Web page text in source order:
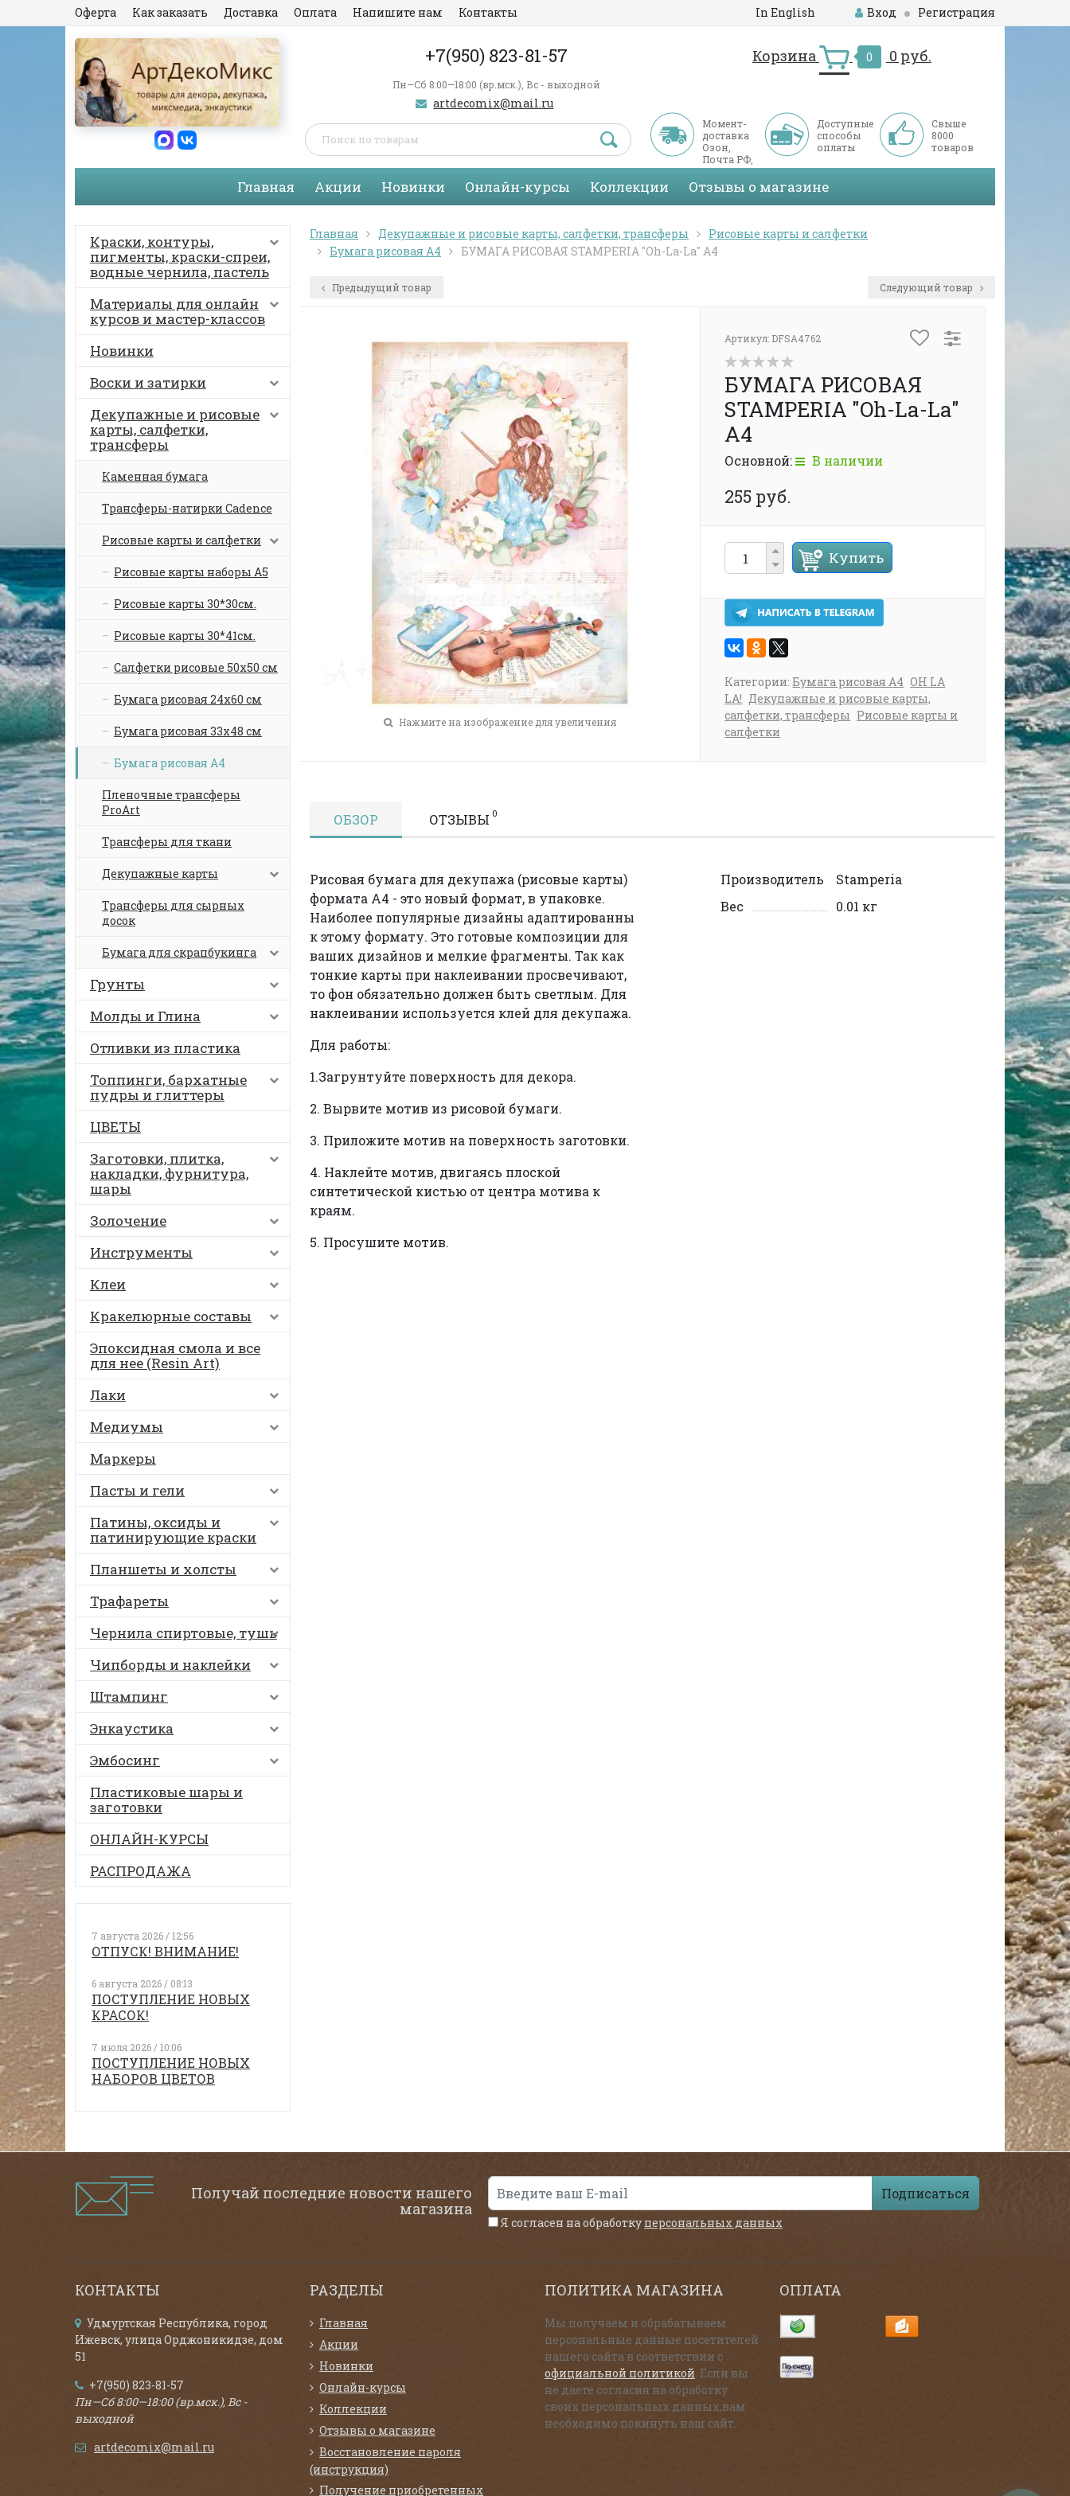
Оферта Как заказать Доставка Оплата Напишите нам Контакты In English Вход Регистрация
+7(950) 823-81-57
Пн—Сб 8:00—18:00 (вр.мск.), Вс - выходной
artdecomix@mail.ru
Корзина 0 0 руб.
Момент-
доставка
Озон,
Почта РФ,
СДЭК
Доступные
способы
оплаты
Свыше
8000
товаров
Главная Акции Новинки Онлайн-курсы Коллекции Отзывы о магазине
Краски, контуры,
пигменты, краски-спреи,
водные чернила, пастель
Материалы для онлайн
курсов и мастер-классов
Новинки
Воски и затирки
Декупажные и рисовые
карты, салфетки,
трансферы
Каменная бумага
Трансферы-натирки Cadence
Рисовые карты и салфетки
Рисовые карты наборы А5
Рисовые карты 30*30см.
Рисовые карты 30*41см.
Салфетки рисовые 50х50 см
Бумага рисовая 24х60 см
Бумага рисовая 33х48 см
Бумага рисовая А4
Пленочные трансферы
ProArt
Трансферы для ткани
Декупажные карты
Трансферы для сырных
досок
Бумага для скрапбукинга
Грунты
Молды и Глина
Отливки из пластика
Топпинги, бархатные
пудры и глиттеры
ЦВЕТЫ
Заготовки, плитка,
накладки, фурнитура,
шары
Золочение
Инструменты
Клеи
Кракелюрные составы
Эпоксидная смола и все
для нее (Resin Art)
Лаки
Медиумы
Маркеры
Пасты и гели
Патины, оксиды и
патинирующие краски
Планшеты и холсты
Трафареты
Чернила спиртовые, тушь
Чипборды и наклейки
Штампинг
Энкаустика
Эмбосинг
Пластиковые шары и
заготовки
ОНЛАЙН-КУРСЫ
РАСПРОДАЖА
7 августа 2026 / 12:56
ОТПУСК! ВНИМАНИЕ!
6 августа 2026 / 08:13
ПОСТУПЛЕНИЕ НОВЫХ
КРАСОК!
7 июля 2026 / 10:06
ПОСТУПЛЕНИЕ НОВЫХ
НАБОРОВ ЦВЕТОВ
Главная Декупажные и рисовые карты, салфетки, трансферы
Рисовые карты и салфетки
Бумага рисовая А4
БУМАГА РИСОВАЯ STAMPERIA "Oh-La-La" А4
Предыдущий товар Следующий товар
Нажмите на изображение для увеличения
Артикул: DFSA4762
БУМАГА РИСОВАЯ
STAMPERIA "Oh-La-La"
А4
Основной: В наличии
255 руб.
Купить
Категории:Бумага рисовая А4 OH LA
LA! Декупажные и рисовые карты,
салфетки, трансферы Рисовые карты и
салфетки
ОБЗОР ОТЗЫВЫ 0
Рисовая бумага для декупажа (рисовые карты)
формата А4 - это новый формат, в упаковке.
Наиболее популярные дизайны адаптированны
к этому формату. Это готовые композиции для
ваших дизайнов и мелкие фрагменты. Так как
тонкие карты при наклеивании просвечивают,
то фон обязательно должен быть светлым. Для
наклеивании используется клей для декупажа.
Для работы:
1.Загрунтуйте поверхность для декора.
2. Вырвите мотив из рисовой бумаги.
3. Приложите мотив на поверхность заготовки.
4. Наклейте мотив, двигаясь плоской
синтетической кистью от центра мотива к
краям.
5. Просушите мотив.
Производитель
Stamperia
Вес
0.01 кг
Получай последние новости нашего
магазина
Подписаться
Я согласен на обработку персональных данных
КОНТАКТЫ
Удмуртская Республика, город
Ижевск, улица Орджоникидзе, дом
51
+7(950) 823-81-57
Пн—Сб 8:00—18:00 (вр.мск.), Вс -
выходной
artdecomix@mail.ru
РАЗДЕЛЫ
Главная
Акции
Новинки
Онлайн-курсы
Коллекции
Отзывы о магазине
Восстановление пароля
(инструкция)
Получение приобретенных
ПОЛИТИКА МАГАЗИНА
Мы получаем и обрабатываем
персональные данные посетителей
нашего сайта в соответствии с
официальной политикой. Если вы
не даете согласия на обработку
своих персональных данных,вам
необходимо покинуть наш сайт.
ОПЛАТА